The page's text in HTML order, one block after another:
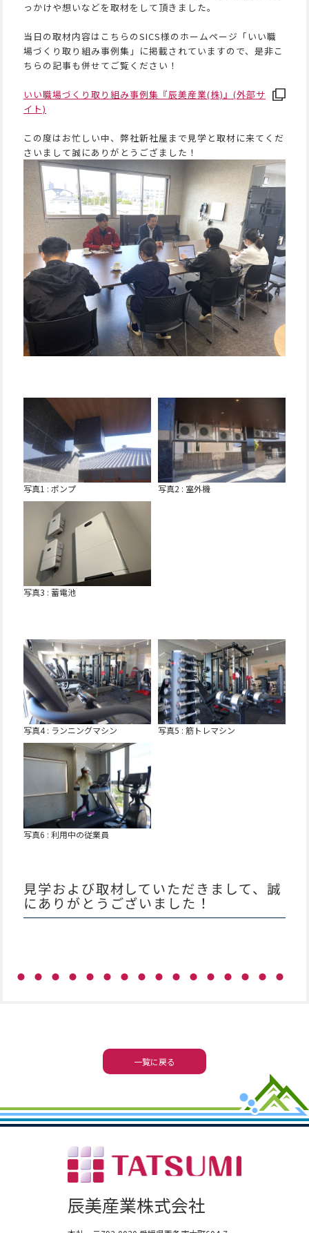
っかけや想いなどを取材をして頂きました。
当日の取材内容はこちらのSICS様のホームページ「いい職
場づくり取り組み事例集」に掲載されていますので、是非こ
ちらの記事も併せてご覧ください！
いい職場づくり取り組み事例集『辰美産業(株)』(外部サ
イト)
この度はお忙しい中、弊社新社屋まで見学と取材に来てくだ
さいまして誠にありがとうござました！
写真1 : ポンプ 写真2 : 室外機
写真3 : 蓄電池
写真4 : ランニングマシン 写真5 : 筋トレマシン
写真6 : 利用中の従業員
見学および取材していただきまして、誠
にありがとうございました！
一覧に戻る
辰美産業株式会社